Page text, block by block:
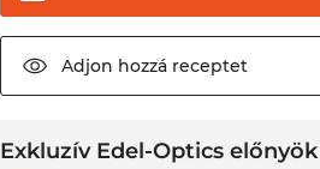
Adjon hozzá receptet
Exkluzív Edel-Optics előnyök